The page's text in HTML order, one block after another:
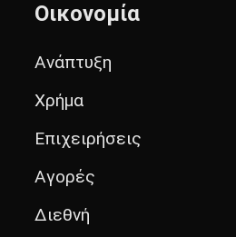
Οικονομία
Ανάπτυξη
Χρήμα
Επιχειρήσεις
Αγορές
Διεθνή